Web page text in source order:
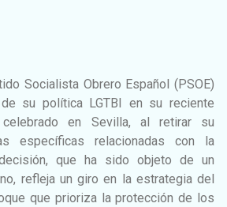
Socialista Obrero Español (PSOE)
su política LGTBI en su reciente
celebrado en Sevilla, al retirar su
específicas relacionadas con la
que ha sido objeto de un
refleja un giro en la estrategia del
que prioriza la protección de los